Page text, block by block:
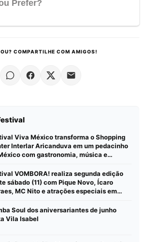
COMPARTILHE COM AMIGOS!
Viva México transforma o Shopping
Interlar Aricanduva em um pedacinho
com gastronomia, música e
VOMBORA! realiza segunda edição
sábado (11) com Pique Novo, Ícaro
MC Nito e atrações especiais em
Soul dos aniversariantes de junho
Vila Isabel